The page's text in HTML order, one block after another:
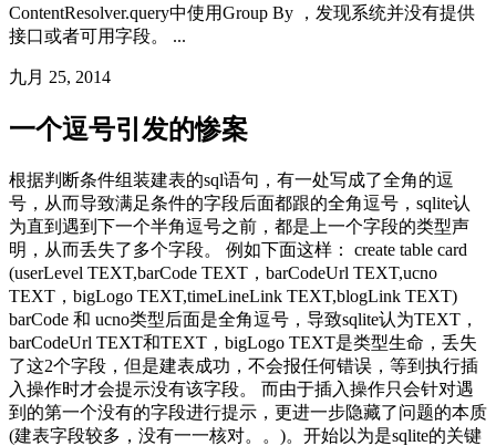
ContentResolver.query中使用Group By ，发现系统并没有提供
接口或者可用字段。 ...
九月 25, 2014
一个逗号引发的惨案
根据判断条件组装建表的sql语句，有一处写成了全角的逗
号，从而导致满足条件的字段后面都跟的全角逗号，sqlite认
为直到遇到下一个半角逗号之前，都是上一个字段的类型声
明，从而丢失了多个字段。 例如下面这样： create table card
(userLevel TEXT,barCode TEXT，barCodeUrl TEXT,ucno
TEXT，bigLogo TEXT,timeLineLink TEXT,blogLink TEXT)
barCode 和 ucno类型后面是全角逗号，导致sqlite认为TEXT，
barCodeUrl TEXT和TEXT，bigLogo TEXT是类型生命，丢失
了这2个字段，但是建表成功，不会报任何错误，等到执行插
入操作时才会提示没有该字段。 而由于插入操作只会针对遇
到的第一个没有的字段进行提示，更进一步隐藏了问题的本质
(建表字段较多，没有一一核对。。)。开始以为是sqlite的关键